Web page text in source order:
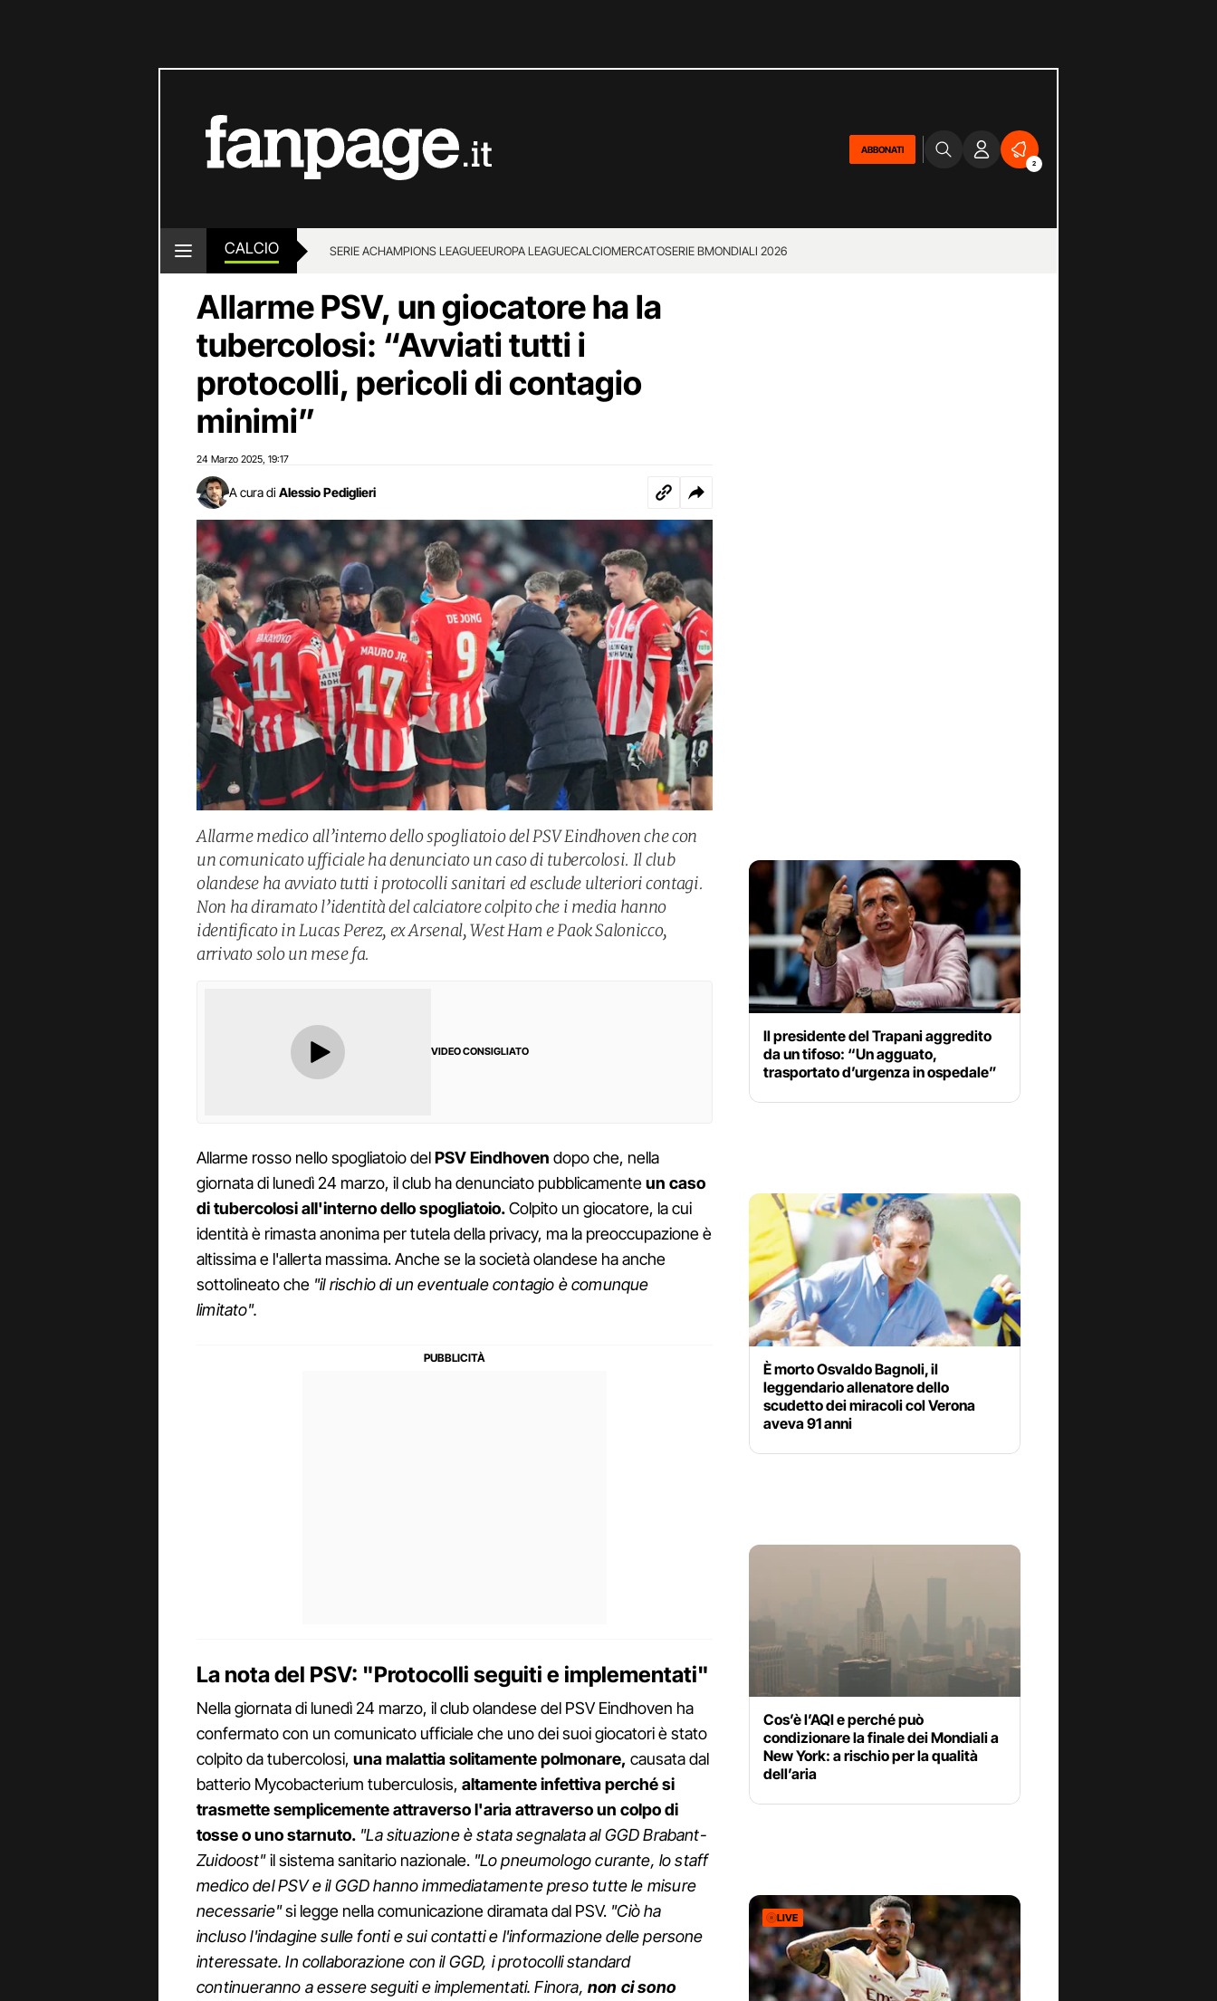
ABBONATI
2
CALCIO SERIE ACHAMPIONS LEAGUEEUROPA LEAGUECALCIOMERCATOSERIE BMONDIALI 2026
Allarme PSV, un giocatore ha la
tubercolosi: “Avviati tutti i
protocolli, pericoli di contagio
minimi”
24 Marzo 2025 19:17
A cura di Alessio Pediglieri
Allarme medico all’interno dello spogliatoio del PSV Eindhoven che con
un comunicato ufficiale ha denunciato un caso di tubercolosi. Il club
olandese ha avviato tutti i protocolli sanitari ed esclude ulteriori contagi.
Non ha diramato l’identità del calciatore colpito che i media hanno
identificato in Lucas Perez, ex Arsenal, West Ham e Paok Salonicco,
arrivato solo un mese fa.
VIDEO CONSIGLIATO
Allarme rosso nello spogliatoio delPSV Eindhoven dopo che, nella
giornata di lunedì 24 marzo, il club ha denunciato pubblicamenteun caso
di tubercolosi all'interno dello spogliatoio.Colpito un giocatore, la cui
identità è rimasta anonima per tutela della privacy, ma la preoccupazione è
altissima e l'allerta massima. Anche se la società olandese ha anche
sottolineato che "il rischio di un eventuale contagio è comunque
limitato".
La nota del PSV: "Protocolli seguiti e implementati"
Nella giornata di lunedì 24 marzo, il club olandese del PSV Eindhoven ha
confermato con un comunicato ufficiale che uno dei suoi giocatori è stato
colpito da tubercolosi, una malattia solitamente polmonare, causata dal
batterio Mycobacterium tuberculosis, altamente infettiva perché si
trasmette semplicemente attraverso l'aria attraverso un colpo di
tosse o uno starnuto. "La situazione è stata segnalata al GGD Brabant-
Zuidoost"il sistema sanitario nazionale. "Lo pneumologo curante, lo staff
medico del PSV e il GGD hanno immediatamente preso tutte le misure
necessarie"si legge nella comunicazione diramata dal PSV."Ciò ha
incluso l'indagine sulle fonti e sui contatti e l'informazione delle persone
interessate. In collaborazione con il GGD, i protocolli standard
continueranno a essere seguiti e implementati. Finora, non ci sono
Il presidente del Trapani aggredito
da un tifoso: “Un agguato,
trasportato d’urgenza in ospedale”
È morto Osvaldo Bagnoli, il
leggendario allenatore dello
scudetto dei miracoli col Verona
aveva 91 anni
Cos’è l’AQI e perché può
condizionare la finale dei Mondiali a
New York: a rischio per la qualità
dell’aria
LIVE